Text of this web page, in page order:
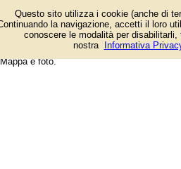
Agriturismo La Molinella, Albergo Il
Castellaccio, La Locanda Dei Golosi.
Mappa e foto.
Questo sito utilizza i cookie (anche di
la navigazione, accetti il loro
conoscere le modalità per
nostra
Informativa